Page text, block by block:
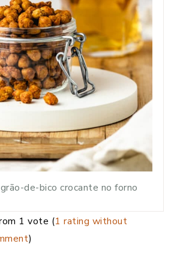
de-bico crocante no forno
1 vote (1 rating without
)